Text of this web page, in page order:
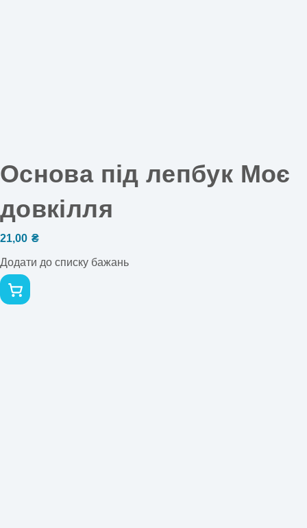
Основа під лепбук Моє
довкілля
21,00 ₴
Додати до списку бажань